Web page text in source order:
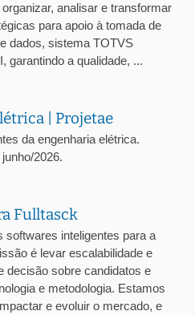
analisar e transformar
para apoio à tomada de
dados, sistema TOTVS
garantindo a qualidade, ...
| Projetae
da engenharia elétrica.
2026.
Fulltasck
inteligentes para a
é levar escalabilidade e
decisão sobre candidatos e
e metodologia. Estamos
e evoluir o mercado, e